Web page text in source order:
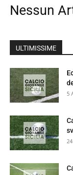
Nessun
ULTIMISSIME
5